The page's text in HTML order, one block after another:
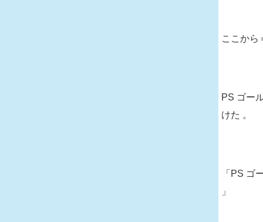
ここから
PS ゴー
けた 。
「PS ゴ
」